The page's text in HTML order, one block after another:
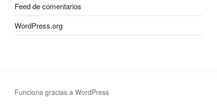
Feed de comentarios
WordPress.org
Funciona gracias a WordPress